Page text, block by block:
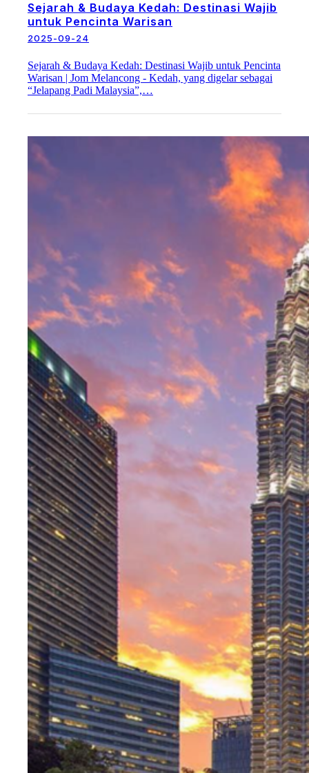
Sejarah & Budaya Kedah: Destinasi Wajib
untuk Pencinta Warisan
2025-09-24
Sejarah & Budaya Kedah: Destinasi Wajib untuk Pencinta
Warisan | Jom Melancong - Kedah, yang digelar sebagai
“Jelapang Padi Malaysia”,…